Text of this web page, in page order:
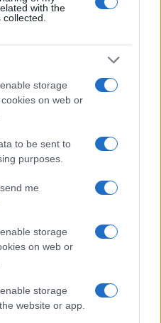
with the
storage
on web or
to be sent to
purposes.
me
storage
on web or
storage
website or app.
polizia locale di Milano: le